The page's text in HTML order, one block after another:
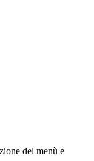
del menù e